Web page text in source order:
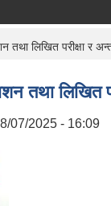
तथा लिखित परीक्षा र
तथा लिखित
07/2025 - 16:09